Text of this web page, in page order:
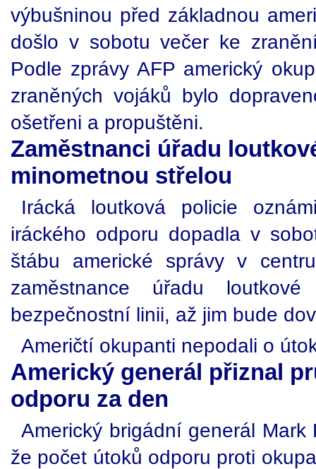
výbušninou před základnou
došlo v sobotu večer ke
Podle zprávy AFP americký
zraněných vojáků bylo
ošetřeni a propuštěni.
Zaměstnanci úřadu
minometnou střelou
Irácká loutková policie
iráckého odporu dopadla v
štábu americké správy v
zaměstnance úřadu
bezpečnostní linii, až jim bude
Američtí okupanti nepodali o
Americký generál přiznal
odporu za den
Americký brigádní generál
že počet útoků odporu proti